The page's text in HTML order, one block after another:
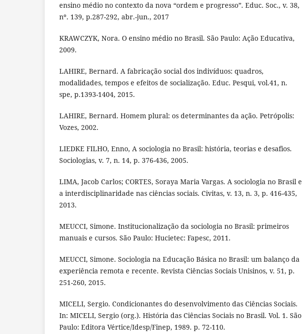
ensino médio no contexto da nova “ordem e progresso”. Educ. Soc., v. 38,
nº. 139, p.287-292, abr.-jun., 2017
KRAWCZYK, Nora. O ensino médio no Brasil. São Paulo: Ação Educativa,
2009.
LAHIRE, Bernard. A fabricação social dos indivíduos: quadros,
modalidades, tempos e efeitos de socialização. Educ. Pesqui, vol.41, n.
spe, p.1393-1404, 2015.
LAHIRE, Bernard. Homem plural: os determinantes da ação. Petrópolis:
Vozes, 2002.
LIEDKE FILHO, Enno, A sociologia no Brasil: história, teorias e desafios.
Sociologias, v. 7, n. 14, p. 376-436, 2005.
LIMA, Jacob Carlos; CORTES, Soraya Maria Vargas. A sociologia no Brasil e
a interdisciplinaridade nas ciências sociais. Civitas, v. 13, n. 3, p. 416-435,
2013.
MEUCCI, Simone. Institucionalização da sociologia no Brasil: primeiros
manuais e cursos. São Paulo: Hucietec: Fapesc, 2011.
MEUCCI, Simone. Sociologia na Educação Básica no Brasil: um balanço da
experiência remota e recente. Revista Ciências Sociais Unisinos, v. 51, p.
251-260, 2015.
MICELI, Sergio. Condicionantes do desenvolvimento das Ciências Sociais.
In: MICELI, Sergio (org.). História das Ciências Sociais no Brasil. Vol. 1. São
Paulo: Editora Vértice/Idesp/Finep, 1989. p. 72-110.